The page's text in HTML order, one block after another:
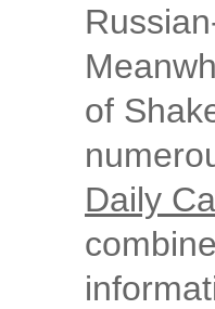
of
Daily